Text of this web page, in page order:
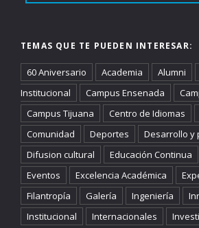
TEMAS QUE TE PUEDEN INTERESAR:
60 Aniversario Academia Alumni
Institucional
Campus Ensenada
Campus Tijuana
Centro de Idiomas
Comunidad
Deportes
Desarrollo y
Difusion cultural
Educación Continua
Eventos
Excelencia Académica
Filantropía
Galería Ingeniería
Institucional
Internacionales